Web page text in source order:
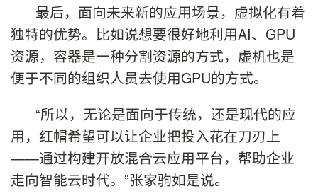
最后，面向未来新的应用场景，虚拟化有着
独特的优势。比如说想要很好地利用AI、GPU
资源，容器是一种分割资源的方式，虚机也是
便于不同的组织人员去使用GPU的方式。
“所以，无论是面向于传统，还是现代的应
用，红帽希望可以让企业把投入花在刀刃上
——通过构建开放混合云应用平台，帮助企业
走向智能云时代。”张家驹如是说。